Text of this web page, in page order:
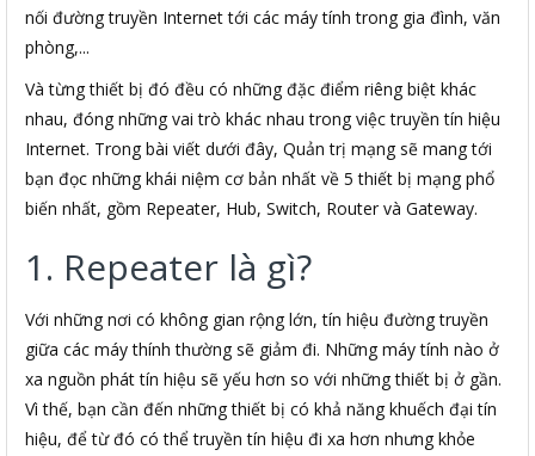
nối đường truyền Internet tới các máy tính trong gia đình, văn
phòng,...
Và từng thiết bị đó đều có những đặc điểm riêng biệt khác
nhau, đóng những vai trò khác nhau trong việc truyền tín hiệu
Internet. Trong bài viết dưới đây, Quản trị mạng sẽ mang tới
bạn đọc những khái niệm cơ bản nhất về 5 thiết bị mạng phổ
biến nhất, gồm Repeater, Hub, Switch, Router và Gateway.
1. Repeater là gì?
Với những nơi có không gian rộng lớn, tín hiệu đường truyền
giữa các máy thính thường sẽ giảm đi. Những máy tính nào ở
xa nguồn phát tín hiệu sẽ yếu hơn so với những thiết bị ở gần.
Vì thế, bạn cần đến những thiết bị có khả năng khuếch đại tín
hiệu, để từ đó có thể truyền tín hiệu đi xa hơn nhưng khỏe